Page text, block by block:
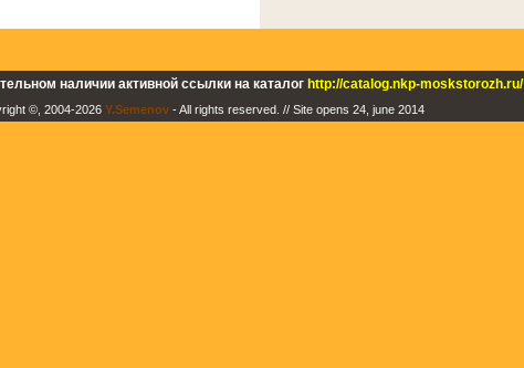
наличии активной ссылки на каталог http://catalog.nkp-moskstorozh.ru/
©, 2004-2026 Y.Semenov- All rights reserved. // Site opens 24, june 2014